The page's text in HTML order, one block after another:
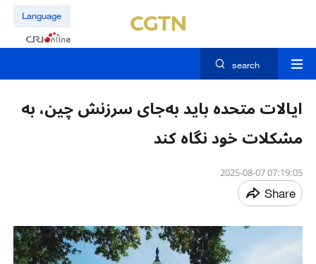
Language
search
ایالات متحده باید به‌جای سرزنش چین، به
مشکلات خود نگاه کند
07:19:05 2025-08-07
Share